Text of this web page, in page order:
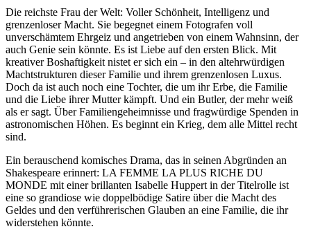
Die reichste Frau der Welt: Voller Schönheit, Intelligenz und
grenzenloser Macht. Sie begegnet einem Fotografen voll
unverschämtem Ehrgeiz und angetrieben von einem Wahnsinn, der
auch Genie sein könnte. Es ist Liebe auf den ersten Blick. Mit
kreativer Boshaftigkeit nistet er sich ein – in den altehrwürdigen
Machtstrukturen dieser Familie und ihrem grenzenlosen Luxus.
Doch da ist auch noch eine Tochter, die um ihr Erbe, die Familie
und die Liebe ihrer Mutter kämpft. Und ein Butler, der mehr weiß
als er sagt. Über Familiengeheimnisse und fragwürdige Spenden in
astronomischen Höhen. Es beginnt ein Krieg, dem alle Mittel recht
sind.
Ein berauschend komisches Drama, das in seinen Abgründen an
Shakespeare erinnert: LA FEMME LA PLUS RICHE DU
MONDE mit einer brillanten Isabelle Huppert in der Titelrolle ist
eine so grandiose wie doppelbödige Satire über die Macht des
Geldes und den verführerischen Glauben an eine Familie, die ihr
widerstehen könnte.